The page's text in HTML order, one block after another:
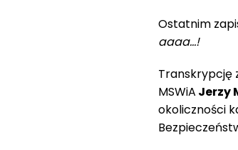
Ostatnim
aaaa…!
Transkrypcję
MSWiA Jerzy
okoliczności